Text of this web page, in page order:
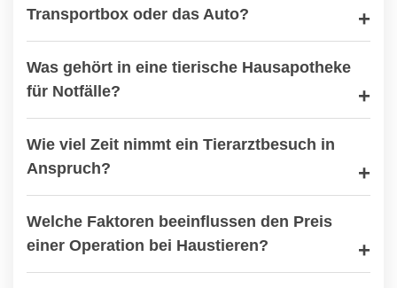
Transportbox oder das Auto?
Was gehört in eine tierische Hausapotheke
für Notfälle?
Wie viel Zeit nimmt ein Tierarztbesuch in
Anspruch?
Welche Faktoren beeinflussen den Preis
einer Operation bei Haustieren?